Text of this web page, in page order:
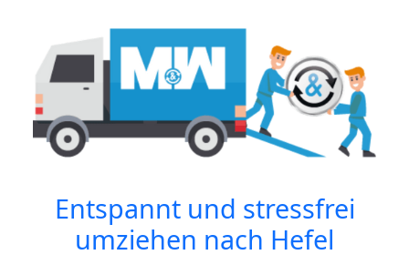
Entspannt und stressfrei
umziehen nach Hefel